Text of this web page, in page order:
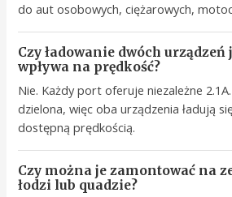
do aut osobowych, ciężarowych,
Czy ładowanie dwóch
wpływa na prędkość?
Nie. Każdy port oferuje niezależne
dzielona, więc oba urządzenia ładują
dostępną prędkością.
Czy można je zamontować na
łodzi lub quadzie?